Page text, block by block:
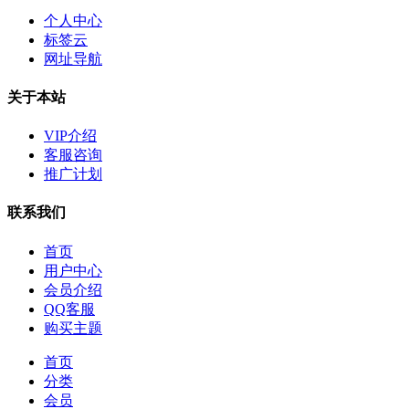
个人中心
标签云
网址导航
关于本站
VIP介绍
客服咨询
推广计划
联系我们
首页
用户中心
会员介绍
QQ客服
购买主题
首页
分类
会员